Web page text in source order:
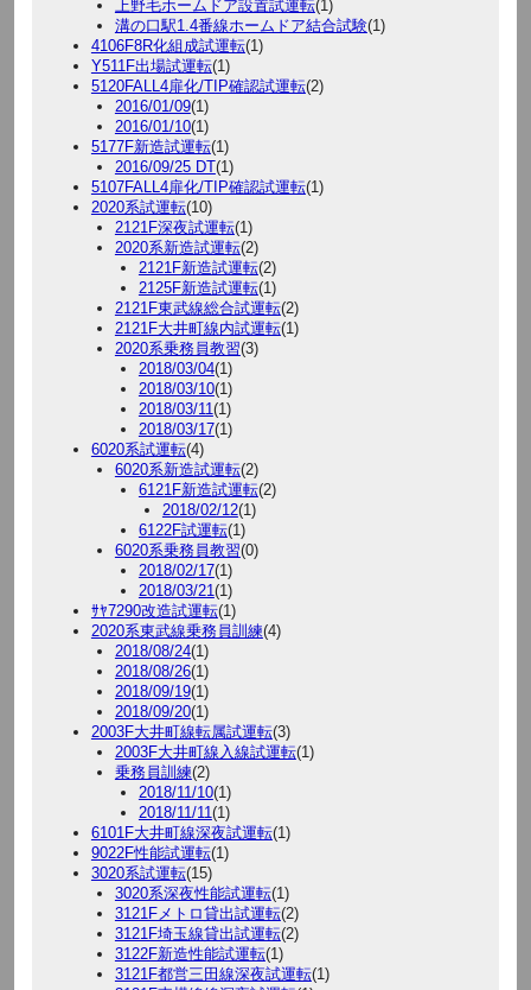
上野毛ホームドア設置試運転(1)
溝の口駅1.4番線ホームドア結合試験(1)
4106F8R化組成試運転(1)
Y511F出場試運転(1)
5120FALL4扉化/TIP確認試運転(2)
2016/01/09(1)
2016/01/10(1)
5177F新造試運転(1)
2016/09/25 DT(1)
5107FALL4扉化/TIP確認試運転(1)
2020系試運転(10)
2121F深夜試運転(1)
2020系新造試運転(2)
2121F新造試運転(2)
2125F新造試運転(1)
2121F東武線総合試運転(2)
2121F大井町線内試運転(1)
2020系乗務員教習(3)
2018/03/04(1)
2018/03/10(1)
2018/03/11(1)
2018/03/17(1)
6020系試運転(4)
6020系新造試運転(2)
6121F新造試運転(2)
2018/02/12(1)
6122F試運転(1)
6020系乗務員教習(0)
2018/02/17(1)
2018/03/21(1)
ｻﾔ7290改造試運転(1)
2020系東武線乗務員訓練(4)
2018/08/24(1)
2018/08/26(1)
2018/09/19(1)
2018/09/20(1)
2003F大井町線転属試運転(3)
2003F大井町線入線試運転(1)
乗務員訓練(2)
2018/11/10(1)
2018/11/11(1)
6101F大井町線深夜試運転(1)
9022F性能試運転(1)
3020系試運転(15)
3020系深夜性能試運転(1)
3121Fメトロ貸出試運転(2)
3121F埼玉線貸出試運転(2)
3122F新造性能試運転(1)
3121F都営三田線深夜試運転(1)